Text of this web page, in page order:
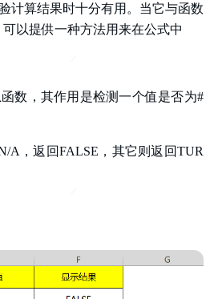
计算结果时十分有用。当它与函数
以提供一种方法用来在公式中
数，其作用是检测一个值是否为#
A，返回FALSE，其它则返回TUR